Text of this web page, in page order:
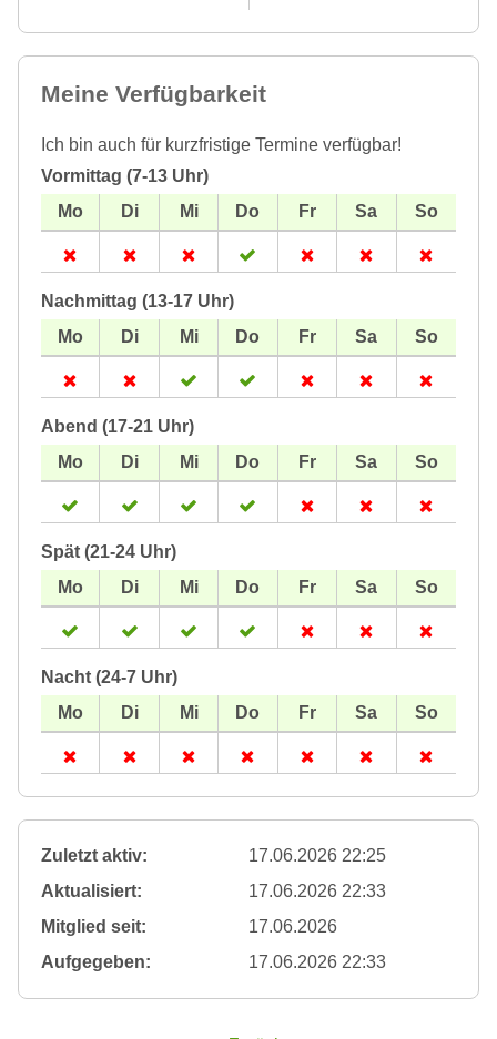
Meine Verfügbarkeit
Ich bin auch für kurzfristige Termine verfügbar!
Vormittag (7-13 Uhr)
Nachmittag (13-17 Uhr)
Abend (17-21 Uhr)
Spät (21-24 Uhr)
Nacht (24-7 Uhr)
Zuletzt aktiv:
17.06.2026 22:25
Aktualisiert:
17.06.2026 22:33
Mitglied seit:
17.06.2026
Aufgegeben:
17.06.2026 22:33